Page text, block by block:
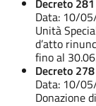
Data: 10/
Unità
d’atto
fino al
Decreto 278
Data: 10/
Donazione